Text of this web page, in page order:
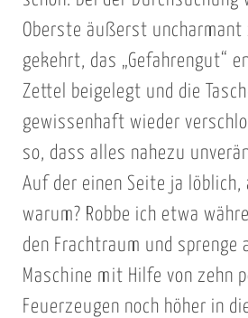
Oberste äußerst
gekehrt, das „Gefahrengut“
Zettel beigelegt und die
gewissenhaft wieder
so, dass alles nahezu
Auf der einen Seite ja
warum? Robbe ich etwa
den Frachtraum und sprenge
Maschine mit Hilfe von zehn
Feuerzeugen noch höher in